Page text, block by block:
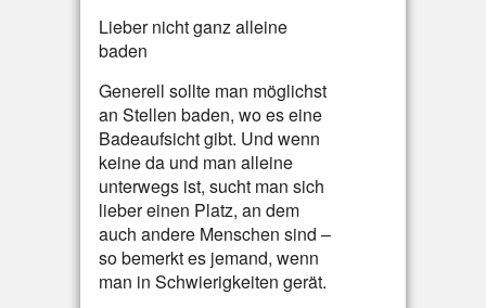
Lieber nicht ganz alleine
baden
Generell sollte man möglichst
an Stellen baden, wo es eine
Badeaufsicht gibt. Und wenn
keine da und man alleine
unterwegs ist, sucht man sich
lieber einen Platz, an dem
auch andere Menschen sind –
so bemerkt es jemand, wenn
man in Schwierigkeiten gerät.